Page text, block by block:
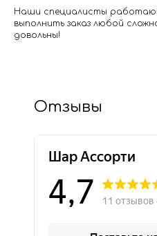
Наши специалисты
выполнить заказ любой
довольны!
Отзывы